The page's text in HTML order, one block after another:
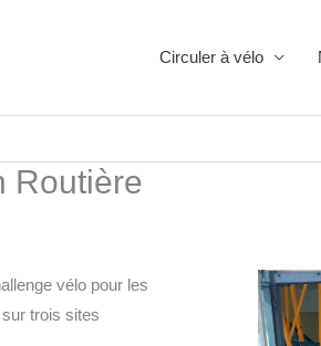
Circuler à vélo
Routière
vélo pour les
trois sites